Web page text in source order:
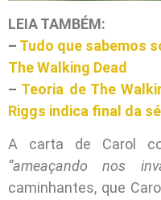
LEIA TAMBÉM:
– Tudo que sabemos
The Walking Dead
– Teoria de The
Riggs indica final da
A carta de Carol
“ameaçando nos
caminhantes, que